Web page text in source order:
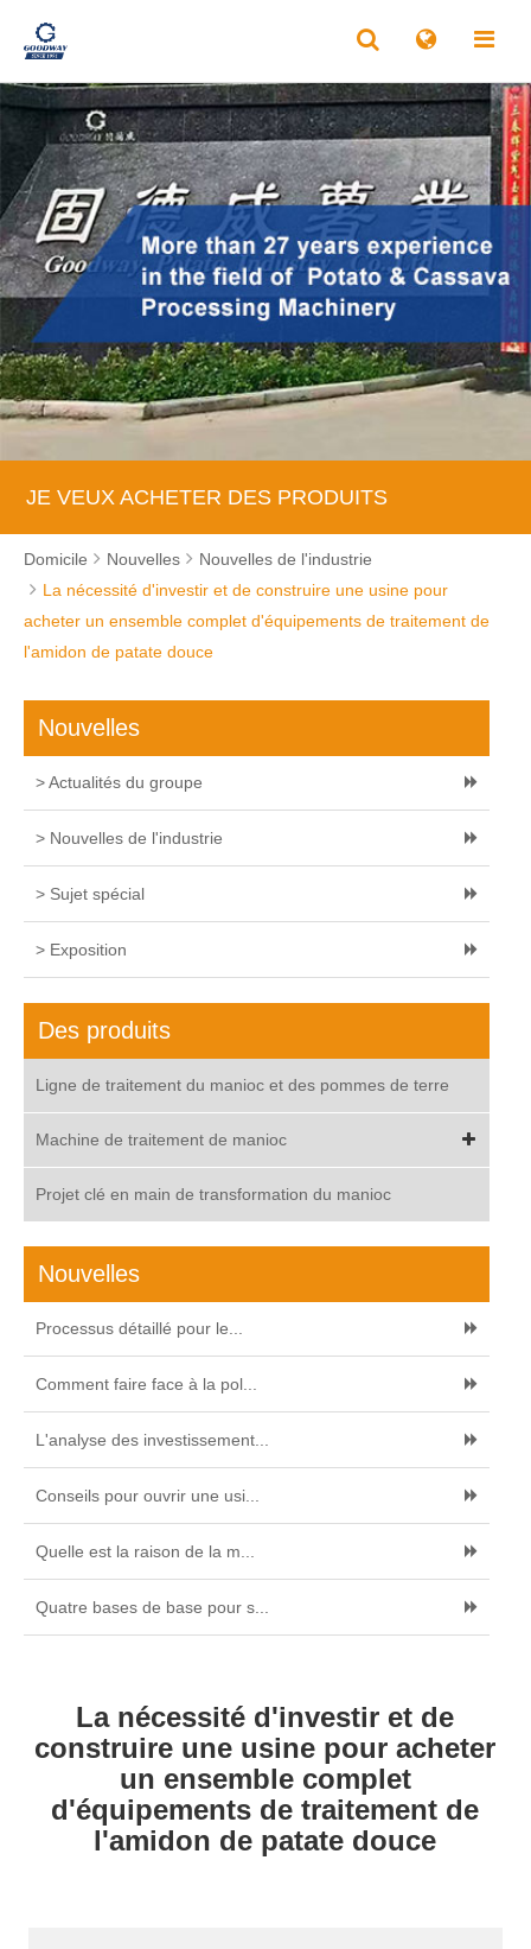
JE VEUX ACHETER DES PRODUITS
Domicile Nouvelles
Nouvelles de l'industrie
La nécessité d'investir et de construire une usine pour
acheter un ensemble complet d'équipements de traitement de
l'amidon de patate douce
Nouvelles
> Actualités du groupe
> Nouvelles de l'industrie
> Sujet spécial
> Exposition
Des produits
Ligne de traitement du manioc et des pommes de terre
Machine de traitement de manioc
Projet clé en main de transformation du manioc
Nouvelles
Processus détaillé pour le...
Comment faire face à la pol...
L'analyse des investissement...
Conseils pour ouvrir une usi...
Quelle est la raison de la m...
Quatre bases de base pour s...
La nécessité d'investir et de
construire une usine pour acheter
un ensemble complet
d'équipements de traitement de
l'amidon de patate douce